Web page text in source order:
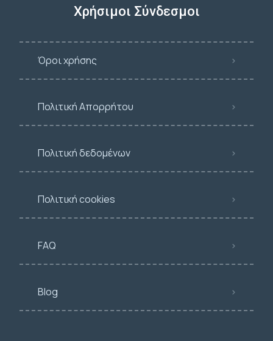
Χρήσιμοι Σύνδεσμοι
Όροι χρήσης
Πολιτική Απορρήτου
Πολιτική δεδομένων
Πολιτική cookies
FAQ
Blog